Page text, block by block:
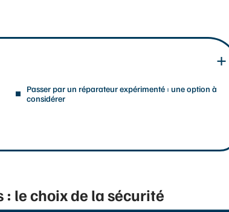
Passer par un réparateur expérimenté : une option à
considérer
le choix de la sécurité